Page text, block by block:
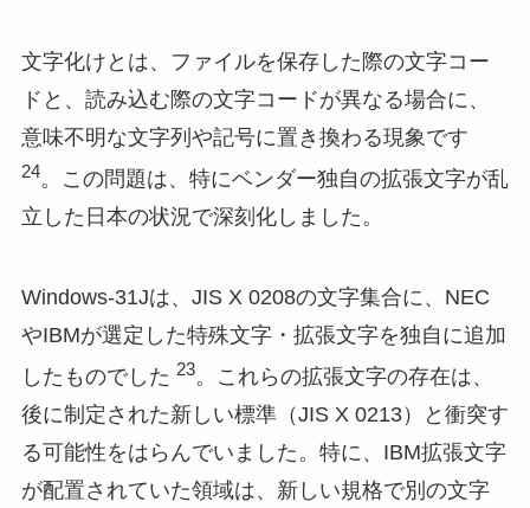
文字化けとは、ファイルを保存した際の文字コー
ドと、読み込む際の文字コードが異なる場合に、
意味不明な文字列や記号に置き換わる現象です
24。この問題は、特にベンダー独自の拡張文字が乱
立した日本の状況で深刻化しました。
Windows-31Jは、JIS X 0208の文字集合に、NEC
やIBMが選定した特殊文字・拡張文字を独自に追加
したものでした 23。これらの拡張文字の存在は、
後に制定された新しい標準（JIS X 0213）と衝突す
る可能性をはらんでいました。特に、IBM拡張文字
が配置されていた領域は、新しい規格で別の文字